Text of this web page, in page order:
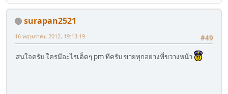
surapan2521
#49
16 พฤษภาคม 2012, 19:13:19
สนใจครับ ใครมีอะไรเด็ดๆ pm ทีครับ ขายทุกอย่างที่ขวางหน้า